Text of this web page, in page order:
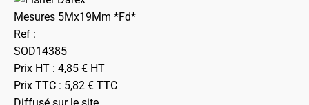
Mesures 5Mx19Mm *Fd*
Ref :
SOD14385
Prix HT : 4,85 € HT
Prix TTC : 5,82 € TTC